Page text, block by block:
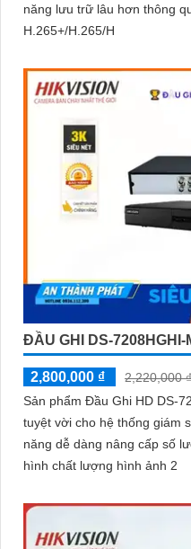
năng lưu trữ lâu hơn thông
H.265+/H.265/H
ĐẦU GHI DS-7208HGHI-
2,800,000 ₫
2,220,000 ₫
Sản phẩm Đầu Ghi HD DS-
tuyệt vời cho hệ thống giám sát
năng dễ dàng nâng cấp số
hình chất lượng hình ảnh 2